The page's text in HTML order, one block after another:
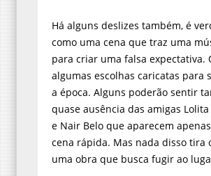
Há alguns deslizes também, é
como uma cena que traz uma
para criar uma falsa expectativa.
algumas escolhas caricatas para
a época. Alguns poderão sentir
quase ausência das amigas
e Nair Belo que aparecem
cena rápida. Mas nada disso tira
uma obra que busca fugir ao